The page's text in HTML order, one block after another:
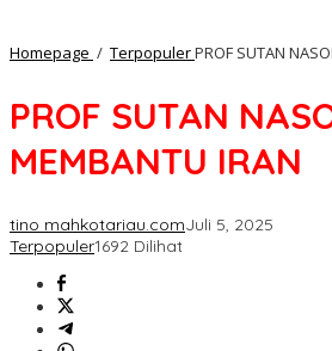
Homepage / TerpopulerPROF SUTAN
PROF SUTAN
MEMBANTU IRAN
tino mahkotariau.comJuli 5, 2025
Terpopuler1692 Dilihat